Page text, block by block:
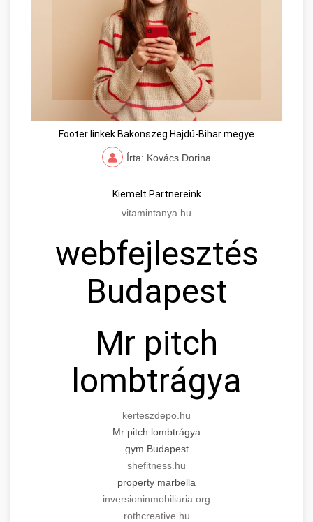
Footer linkek Bakonszeg Hajdú-Bihar megye
Írta: Kovács Dorina
Kiemelt Partnereink
vitamintanya.hu
webfejlesztés
Budapest
Mr pitch
lombtrágya
kerteszdepo.hu
Mr pitch lombtrágya
gym Budapest
shefitness.hu
property marbella
inversioninmobiliaria.org
rothcreative.hu